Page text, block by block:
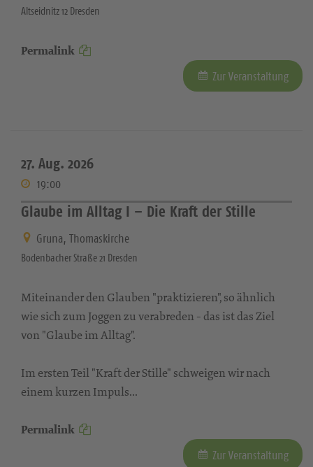
Altseidnitz 12 Dresden
Permalink
Zur Veranstaltung
27. Aug. 2026
19:00
Glaube im Alltag I – Die Kraft der Stille
Gruna, Thomaskirche
Bodenbacher Straße 21 Dresden
Miteinander den Glauben "praktizieren", so ähnlich
wie sich zum Joggen zu verabreden - das ist das Ziel
von "Glaube im Alltag".
Im ersten Teil "Kraft der Stille" schweigen wir nach
einem kurzen Impuls...
Permalink
Zur Veranstaltung